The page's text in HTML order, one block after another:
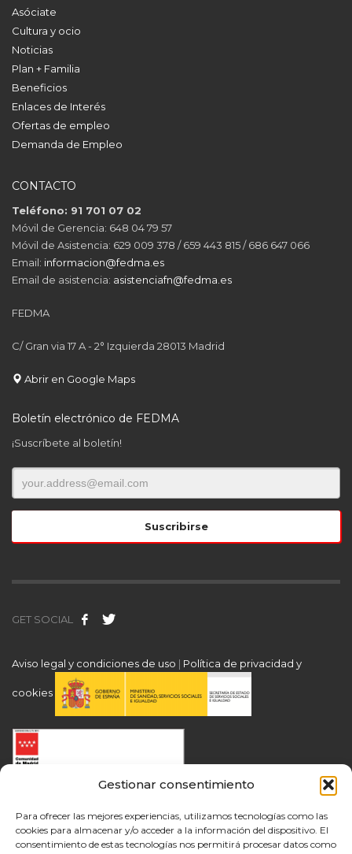
Gestionar consentimiento
Para ofrecer las mejores experiencias, utilizamos tecnologías como las
cookies para almacenar y/o acceder a la información del dispositivo. El
consentimiento de estas tecnologías nos permitirá procesar datos como
Asóciate
Cultura y ocio
Noticias
Plan + Familia
Beneficios
Enlaces de Interés
Ofertas de empleo
Demanda de Empleo
CONTACTO
Teléfono: 91 701 07 02
Móvil de Gerencia: 648 04 79 57
Móvil de Asistencia: 629 009 378 / 659 443 815 / 686 647 066
Email: informacion@fedma.es
Email de asistencia: asistenciafn@fedma.es
FEDMA
C/ Gran via 17 A - 2° Izquierda 28013 Madrid
Abrir en Google Maps
Boletín electrónico de FEDMA
¡Suscríbete al boletín!
GET SOCIAL
Aviso legal y condiciones de uso | Política de privacidad y
cookies